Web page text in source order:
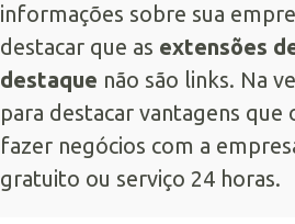
informações sobre sua
destacar que as extensões
destaque não são links. Na
para destacar vantagens que
fazer negócios com a
gratuito ou serviço 24 horas.